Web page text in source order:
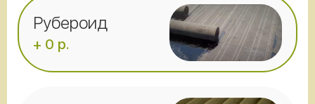
Рубероид
+ 0 р.